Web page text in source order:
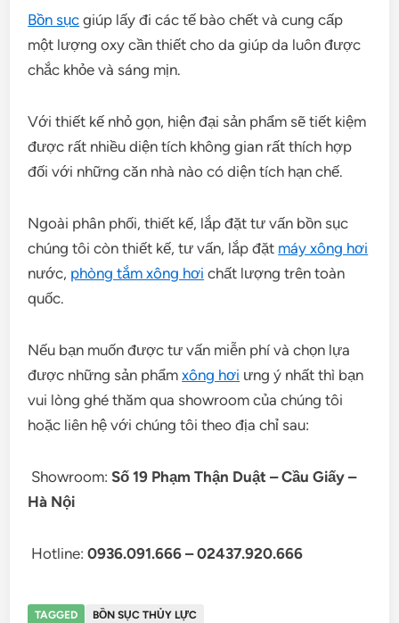
Bồn sục giúp lấy đi các tế bào chết và cung cấp
một lượng oxy cần thiết cho da giúp da luôn được
chắc khỏe và sáng mịn.
Với thiết kế nhỏ gọn, hiện đại sản phẩm sẽ tiết kiệm
được rất nhiều diện tích không gian rất thích hợp
đối với những căn nhà nào có diện tích hạn chế.
Ngoài phân phối, thiết kế, lắp đặt tư vấn bồn sục
chúng tôi còn thiết kế, tư vấn, lắp đặt máy xông hơi
nước, phòng tắm xông hơi chất lượng trên toàn
quốc.
Nếu bạn muốn được tư vấn miễn phí và chọn lựa
được những sản phẩmxông hơi ưng ý nhất thì bạn
vui lòng ghé thăm qua showroom của chúng tôi
hoặc liên hệ với chúng tôi theo địachỉ sau:
Showroom:Số 19 Phạm Thận Duật – Cầu Giấy –
Hà Nội
Hotline:0936.091.666 – 02437.920.666
TAGGED BỒN SỤC THỦY LỰC